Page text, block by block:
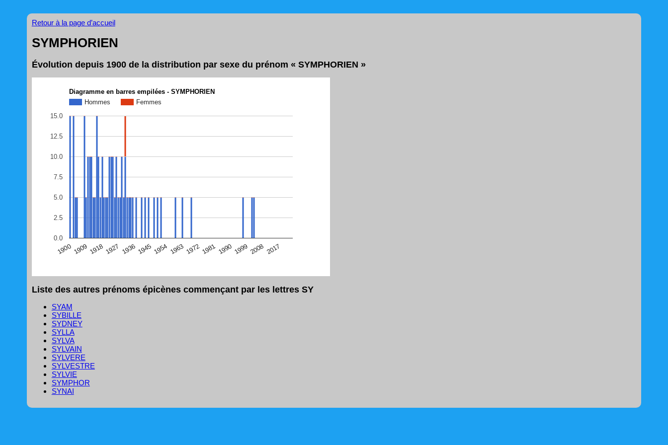
Retour à la page d’accueil
SYMPHORIEN
Évolution depuis 1900 de la distribution par sexe du prénom « SYMPHORIEN »
Diagramme en barres empilées - SYMPHORIEN
Hommes
Femmes
1900 1909 1918 1927 1936 1945 1954 1963 19721981 1990 1999 2008 2017
0.0
2.5
5.0
7.5
10.0
12.5
15.0
Liste des autres prénoms épicènes commençant par les lettres SY
SYAM
SYBILLE
SYDNEY
SYLLA
SYLVA
SYLVAIN
SYLVERE
SYLVESTRE
SYLVIE
SYMPHOR
SYNAI